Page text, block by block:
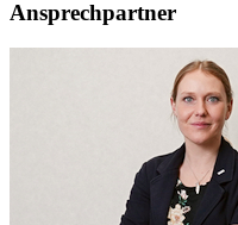
Ansprechpartner